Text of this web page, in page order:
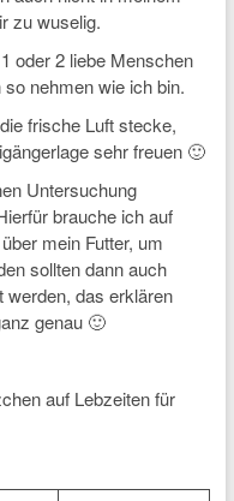
zu wuselig.
oder 2 liebe Menschen
nehmen wie ich bin.
frische Luft stecke,
sehr freuen 🙂
Untersuchung
brauche ich auf
mein Futter, um
sollten dann auch
werden, das erklären
genau 🙂
auf Lebzeiten für